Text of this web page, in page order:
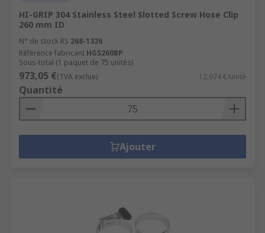
HI-GRIP 304 Stainless Steel Slotted Screw Hose Clip
260 mm ID
N° de stock RS 268-1326
Référence fabricant HGS260BP
Sous-total (1 paquet de 75 unités)
973,05 €(TVA exclue) 12,974 €/unité
Quantité
Ajouter